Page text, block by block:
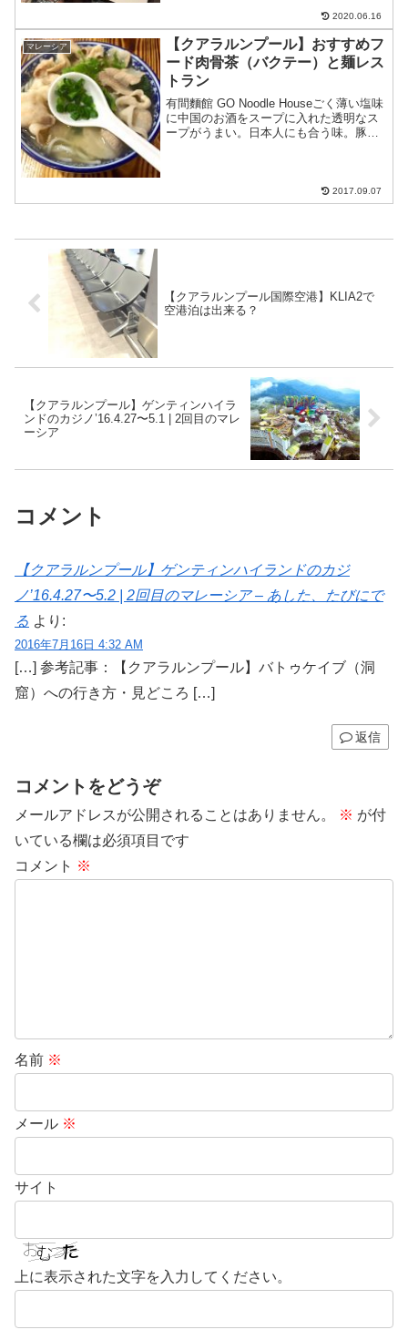
1.6RMカレーパフ（揚げカレーパイ）
2RM合計5.4RM部屋でネットして過...
2020.06.16
マレーシア
【クアラルンプール】おすすめフ
ード肉骨茶（バクテー）と麺レス
トラン
有間麵館 GO Noodle Houseごく薄い塩味
に中国のお酒をスープに入れた透明なス
ープがうまい。日本人にも合う味。豚バ
2017.09.07
【クアラルンプール国際空港】KLIA2で
空港泊は出来る？
【クアラルンプール】ゲンティンハイラ
ンドのカジノ’16.4.27〜5.1 | 2回目のマレ
ーシア
コメント
【クアラルンプール】ゲンティンハイランドのカジ
ノ’16.4.27〜5.2 | 2回目のマレーシア – あした、たびにで
る より:
2016年7月16日 4:32 AM
[…] 参考記事：【クアラルンプール】バトゥケイブ（洞
窟）への行き方・見どころ […]
返信
コメントをどうぞ
メールアドレスが公開されることはありません。 ※ が付
いている欄は必須項目です
コメント ※
名前 ※
メール ※
サイト
上に表示された文字を入力してください。